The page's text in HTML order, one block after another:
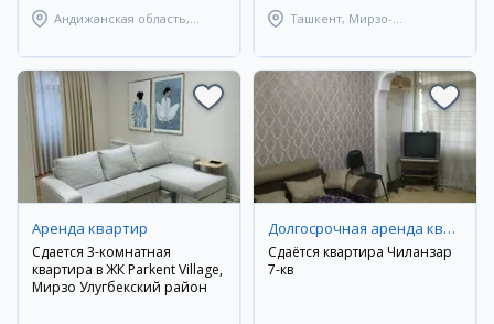
Андижанская область,
Ташкент, Мирзо-
Аренда квартир
Сдается 3-комнатная
квартира в ЖК Parkent Village,
Мирзо Улугбекский район
Долгосрочная аренда квартир
Сдаётся квартира Чиланзар
7-кв